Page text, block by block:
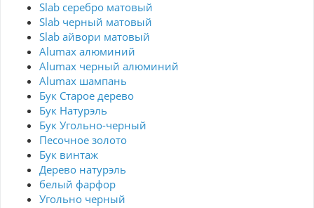
Slab серебро матовый
Slab черный матовый
Slab айвори матовый
Alumax алюминий
Alumax черный алюминий
Alumax шампань
Бук Старое дерево
Бук Натурэль
Бук Угольно-черный
Песочное золото
Бук винтаж
Дерево натурэль
белый фарфор
Угольно черный